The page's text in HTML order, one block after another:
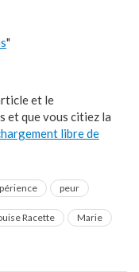
"
et le
et que vous citiez la
libre de
peur
Racette
Marie